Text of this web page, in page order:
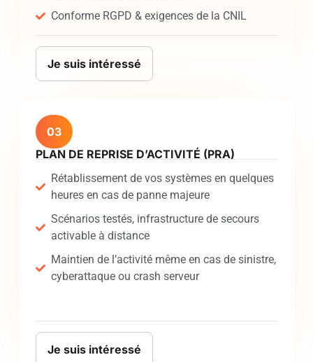
Conforme RGPD & exigences de la CNIL
Je suis intéressé
03
PLAN DE REPRISE D’ACTIVITÉ (PRA)
Rétablissement de vos systèmes en quelques
heures en cas de panne majeure
Scénarios testés, infrastructure de secours
activable à distance
Maintien de l’activité même en cas de sinistre,
cyberattaque ou crash serveur
Je suis intéressé